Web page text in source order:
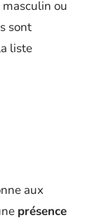
ou
sont
liste
aux
présence